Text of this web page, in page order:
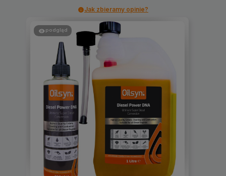
Jak zbieramy opinie?
podgląd